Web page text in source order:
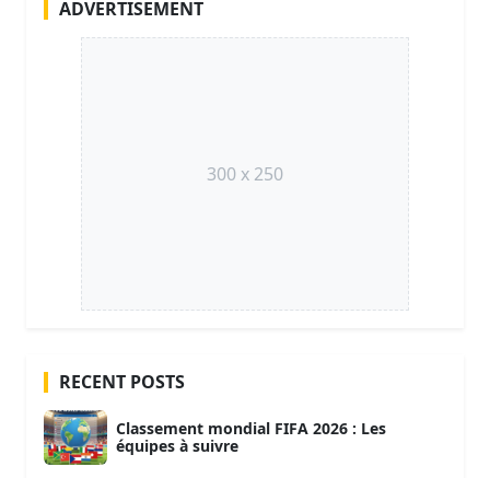
ADVERTISEMENT
300 x 250
RECENT POSTS
Classement mondial FIFA 2026 : Les
équipes à suivre